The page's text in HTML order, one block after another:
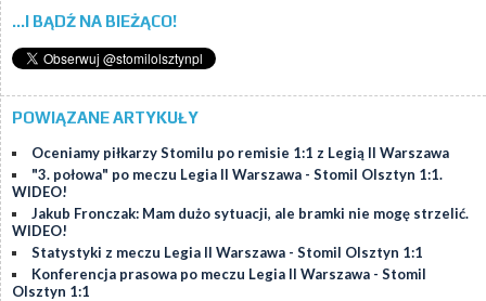
...I BĄDŹ NA BIEŻĄCO!
POWIĄZANE ARTYKUŁY
Oceniamy piłkarzy Stomilu po remisie 1:1 z Legią II Warszawa
"3. połowa" po meczu Legia II Warszawa - Stomil Olsztyn 1:1.
WIDEO!
Jakub Fronczak: Mam dużo sytuacji, ale bramki nie mogę strzelić.
WIDEO!
Statystyki z meczu Legia II Warszawa - Stomil Olsztyn 1:1
Konferencja prasowa po meczu Legia II Warszawa - Stomil
Olsztyn 1:1